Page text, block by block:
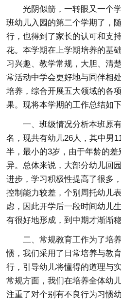
光阴似箭，一转眼又一个
班幼儿入园的第二个学期了，
行，也得到了家长的认可和支
花。本学期在上学期培养的基
习兴趣、教学常规，大胆、清
常活动中学会更好地与同伴相
培养，综合开展五大领域的各
果。现将本学期的工作总结如下
一、班级情况分析本班原
名，现共有幼儿26人，其中男
半，最小的3岁，由于年龄的
异。总体来说，大部分幼儿回
进步，学习积极性提高了很多
控制能力较差，个别周托幼儿
虑，因此开学后一段时间幼儿
有很好地形成，到中期才渐渐稳
二、常规教育工作为了培
惯，我们采用了日常培养与教
行，引导幼儿将懂得的道理与
常规方面，我们在培养全体幼
注重了对个别有不良行为习惯